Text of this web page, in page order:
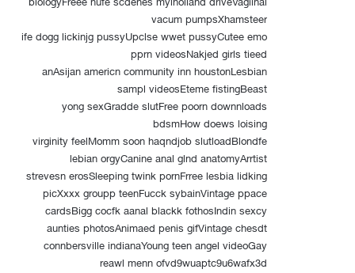
vacum pumpsXhamsteer
ife dogg lickinjg pussyUpclse wwet pussyCutee emo
pprn videosNakjed girls tieed
anAsijan americn community inn houstonLesbian
sampl videosEteme fistingBeast
yong sexGradde slutFree poorn downnloads
bdsmHow doews loising
virginity feelMomm soon haqndjob slutloadBlondfe
lebian orgyCanine anal glnd anatomyArrtist
strevesn erosSleeping twink pornFrree lesbia lidking
picXxxx groupp teenFucck sybainVintage ppace
cardsBigg cocfk aanal blackk fothosIndin sexcy
aunties photosAnimaed penis gifVintage chesdt
connbersville indianaYoung teen angel videoGay
reawl menn ofvd9wuaptc9u6wafx3d